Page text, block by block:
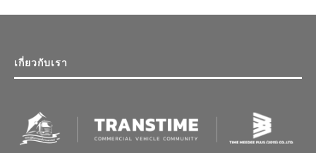
เกี่ยวกับเรา